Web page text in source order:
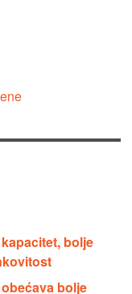
bolje
bolje